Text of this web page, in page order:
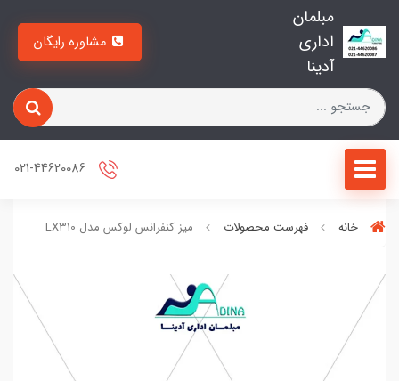
مبلمان
اداری
آدینا
خانه فهرست محصولات ميز كنفرانس لوکس مدل LX310